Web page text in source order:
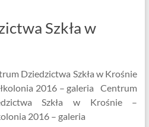
Szkła w
Dziedzictwa Szkła w Krośnie
2016 – galeria Centrum
Szkła w Krośnie –
2016 – galeria